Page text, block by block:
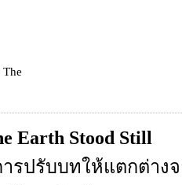
The
Earth Stood Still
รปรับบทให้แตกต่าง